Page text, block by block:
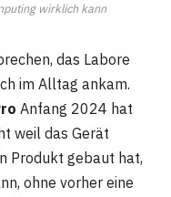
wirklich kann
das Labore
im Alltag ankam.
Anfang 2024 hat
weil das Gerät
Produkt gebaut hat,
ohne vorher eine